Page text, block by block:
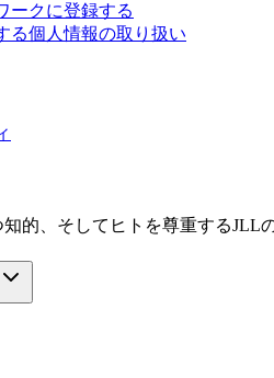
ークに登録する
る個人情報の取り扱い
的、そしてヒトを尊重するJLL